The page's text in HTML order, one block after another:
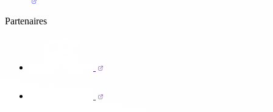
Partenaires